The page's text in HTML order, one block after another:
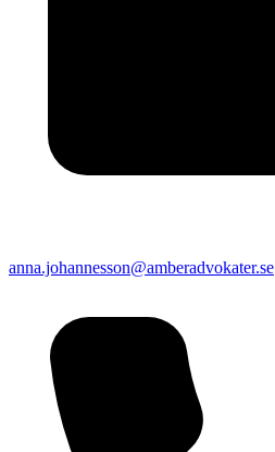
anna.johannesson@amberadvokater.se